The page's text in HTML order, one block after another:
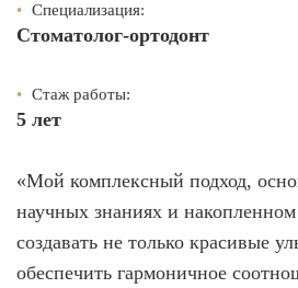
• Специализация:
Стоматолог-ортодонт
• Стаж работы:
5 лет
«Мой комплексный подход,
научных знаниях и
создавать не только красивые
обеспечить гармоничное